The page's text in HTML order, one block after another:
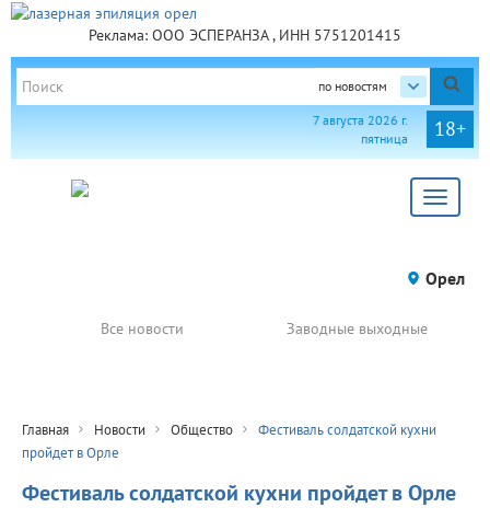
Реклама: ООО ЭСПЕРАНЗА , ИНН 5751201415
по новостям
18+
7 августа 2026 г.
пятница
Toggle
Орел
Все новости Заводные выходные
Главная Новости Общество
Фестиваль солдатской кухни
пройдет в Орле
Фестиваль солдатской кухни пройдет в Орле